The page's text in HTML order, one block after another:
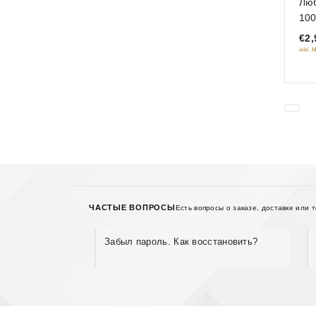
of
5
inkl.
ЧАСТЫЕ ВОПРОСЫЕсть вопросы о заказе, доставке или
Забыл пароль. Как восстановить?